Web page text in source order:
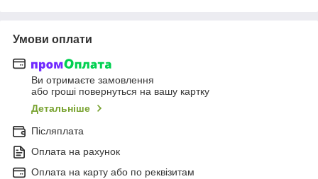
Умови оплати
Ви отримаєте замовлення
або гроші повернуться на вашу картку
Детальніше
Післяплата
Оплата на рахунок
Оплата на карту або по реквізитам